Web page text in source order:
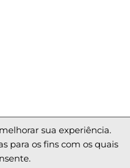
sua experiência.
para os fins com os quais